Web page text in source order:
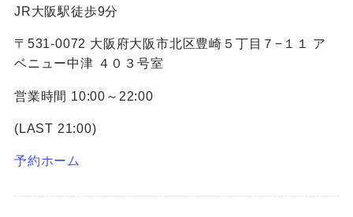
JR大阪駅徒歩9分
〒531-0072 大阪府大阪市北区豊崎５丁目７−１１ ア
ベニュー中津 ４０３号室
営業時間 10:00～22:00
(LAST 21:00)
予約ホーム